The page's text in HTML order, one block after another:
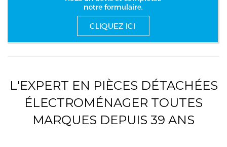
L'EXPERT EN PIÈCES DÉTACHÉES
ÉLECTROMÉNAGER TOUTES
MARQUES DEPUIS 39 ANS